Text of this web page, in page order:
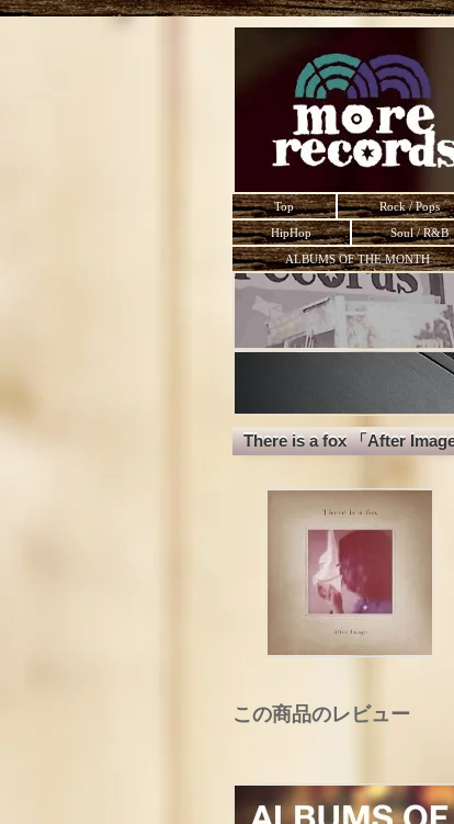
Top Rock / Pops
HipHop
Soul / R&B
ALBUMS OF THE MONTH
There is a fox 「After
この商品のレビュー